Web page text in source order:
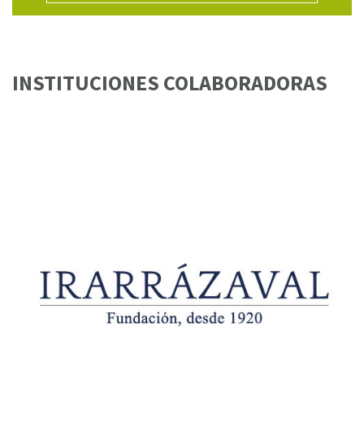
INSTITUCIONES COLABORADORAS